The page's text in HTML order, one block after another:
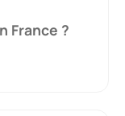
France ?